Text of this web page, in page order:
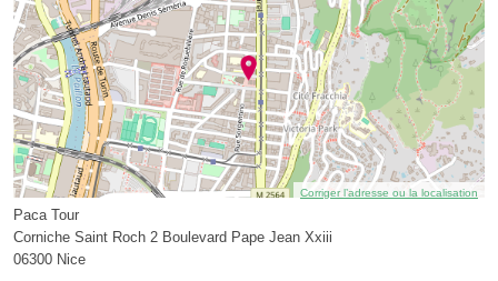
Corriger l’adresse ou la localisation
Paca Tour
Corniche Saint Roch 2 Boulevard Pape Jean Xxiii
06300 Nice